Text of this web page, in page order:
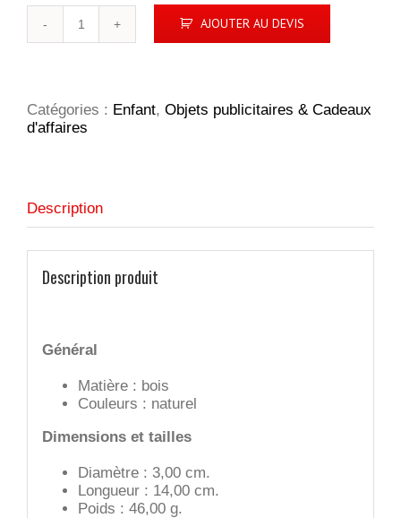
couleur
AJOUTER AU DEVIS
Catégories : Enfant, Objets publicitaires & Cadeaux
d'affaires
Description
Description produit
Général
Matière : bois
Couleurs : naturel
Dimensions et tailles
Diamètre : 3,00 cm.
Longueur : 14,00 cm.
Poids : 46,00 g.